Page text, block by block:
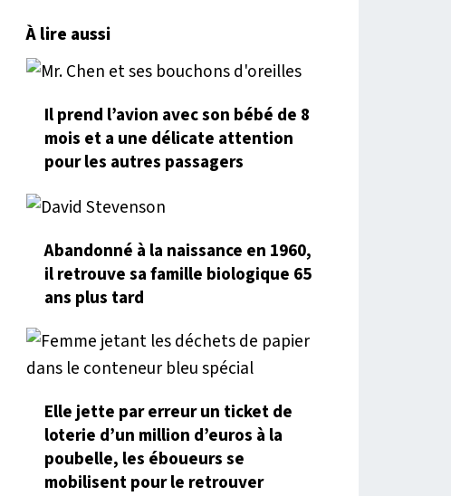
À lire aussi
Il prend l’avion avec son bébé de 8
mois et a une délicate attention
pour les autres passagers
Abandonné à la naissance en 1960,
il retrouve sa famille biologique 65
ans plus tard
Elle jette par erreur un ticket de
loterie d’un million d’euros à la
poubelle, les éboueurs se
mobilisent pour le retrouver